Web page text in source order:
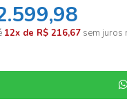
12x de R$ 216,67 sem juros